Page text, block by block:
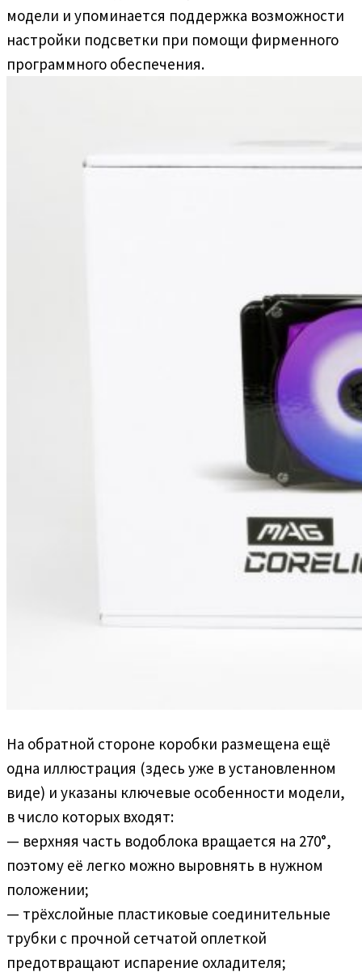
модели и упоминается поддержка возможности
настройки подсветки при помощи фирменного
программного обеспечения.
На обратной стороне коробки размещена ещё
одна иллюстрация (здесь уже в установленном
виде) и указаны ключевые особенности модели,
в число которых входят:
— верхняя часть водоблока вращается на 270°,
поэтому её легко можно выровнять в нужном
положении;
— трёхслойные пластиковые соединительные
трубки с прочной сетчатой оплеткой
предотвращают испарение охладителя;